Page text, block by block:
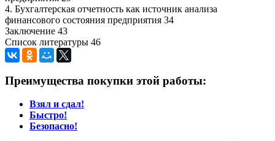
4. Бухгалтерская отчетность как источник анализа
финансового состояния предприятия 34
Заключение 43
Список литературы 46
Преимущества покупки этой работы:
Взял и сдал!
Быстро!
Безопасно!